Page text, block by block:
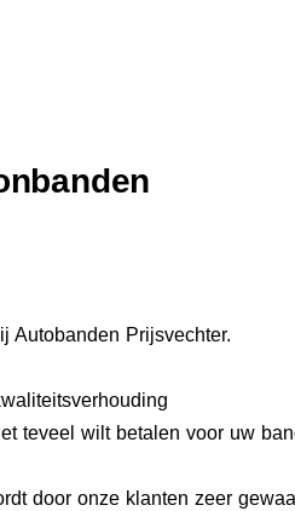
Autobanden Prijsvechter.
teveel wilt betalen voor uw
door onze klanten zeer